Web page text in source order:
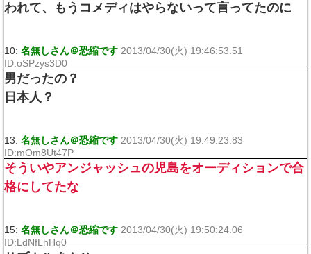
われて、もうコメディはやらないって言ってたのに
10: 名無しさん＠恐縮です 2013/04/30(火) 19:46:53.51
ID:oSPzys3D0
男だったの？
日本人？
13: 名無しさん＠恐縮です 2013/04/30(火) 19:49:23.83
ID:mOm8Ut47P
そういやアンジャッシュの児島をオーディションで合
格にしてたな
15: 名無しさん＠恐縮です 2013/04/30(火) 19:50:24.06
ID:LdNfLhHq0